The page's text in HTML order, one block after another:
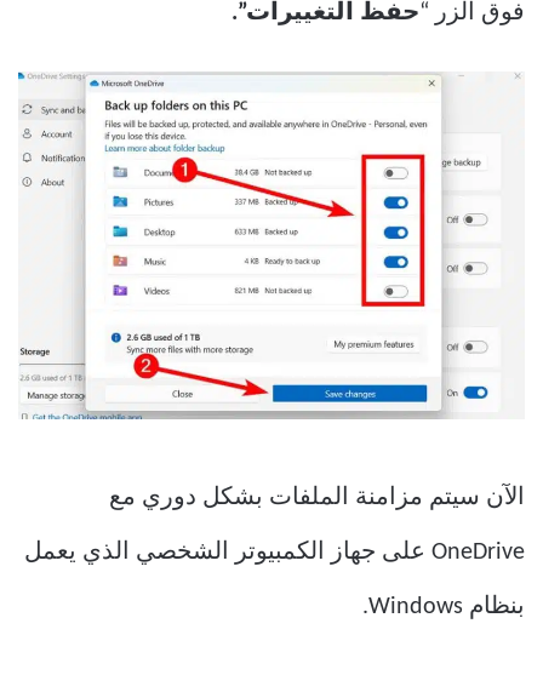
فوق الزر “حفظ التغييرات”.
الآن سيتم مزامنة الملفات بشكل دوري مع
OneDrive على جهاز الكمبيوتر الشخصي الذي يعمل
بنظام Windows.